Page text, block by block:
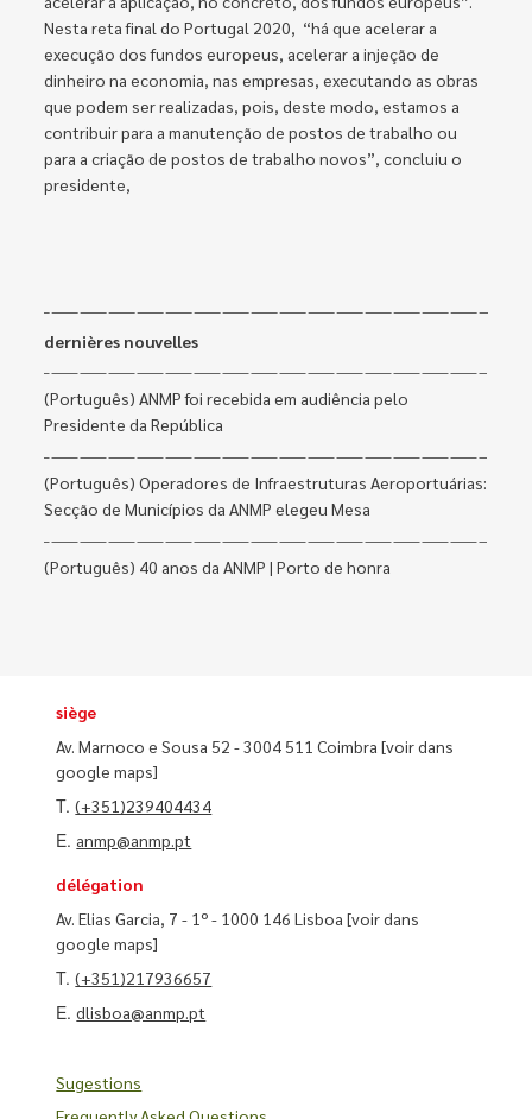
Nesta reta final do Portugal 2020, “há que acelerar a
execução dos fundos europeus, acelerar a injeção de
dinheiro na economia, nas empresas, executando as obras
que podem ser realizadas, pois, deste modo, estamos a
contribuir para a manutenção de postos de trabalho ou
para a criação de postos de trabalho novos”, concluiu o
presidente,
dernières nouvelles
(Português) ANMP foi recebida em audiência pelo
Presidente da República
(Português) Operadores de Infraestruturas Aeroportuárias:
Secção de Municípios da ANMP elegeu Mesa
(Português) 40 anos da ANMP | Porto de honra
siège
Av. Marnoco e Sousa 52 - 3004 511 Coimbra[voir dans
google maps]
T.(+351)239404434
E. anmp@anmp.pt
délégation
Av. Elias Garcia, 7 - 1º - 1000 146 Lisboa[voir dans
google maps]
T.(+351)217936657
E.dlisboa@anmp.pt
Sugestions